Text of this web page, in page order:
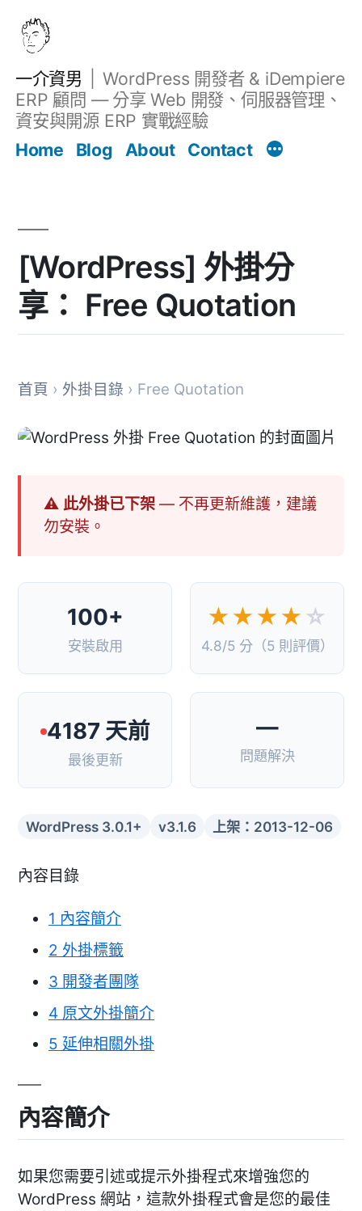
一介資男
WordPress 開發者 & iDempiere
ERP 顧問 — 分享 Web 開發、伺服器管理、
資安與開源 ERP 實戰經驗
Home
Blog About Contact
[WordPress] 外掛分
享： Free Quotation
首頁 › 外掛目錄 › Free Quotation
⚠ 此外掛已下架— 不再更新維護，建議
勿安裝。
100+
安裝啟用
★★★★ ☆
4.8/5 分（5 則評價）
4187 天前
最後更新
—
問題解決
WordPress 3.0.1+ v3.1.6 上架：2013-12-06
內容目錄
1 內容簡介
2 外掛標籤
3 開發者團隊
4 原文外掛簡介
5 延伸相關外掛
內容簡介
如果您需要引述或提示外掛程式來增強您的
WordPress 網站，這款外掛程式會是您的最佳
文章